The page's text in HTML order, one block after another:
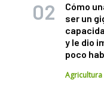
Cómo
ser un
y le dio
poco
Agricultura